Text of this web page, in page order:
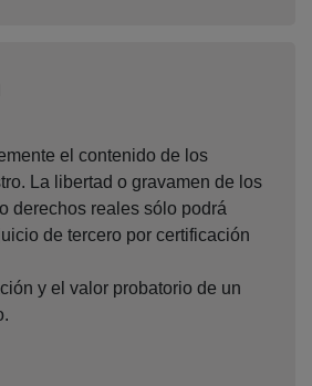
el contenido de los
La libertad o gravamen de los
derechos reales sólo podrá
de tercero por certificación
y el valor probatorio de un